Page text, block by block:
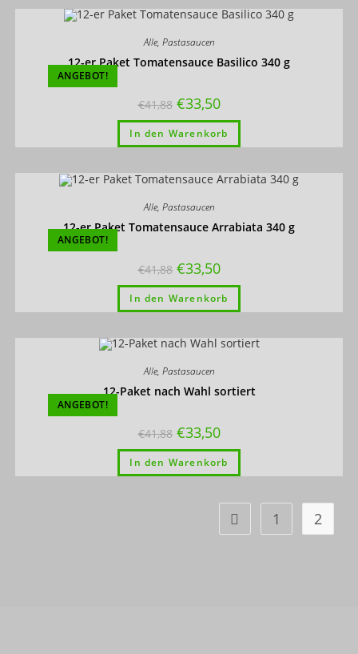
ANGEBOT!
Alle, Pastasaucen
12-er Paket Tomatensauce Basilico 340 g
€41,88 €33,50
In den Warenkorb
ANGEBOT!
Alle, Pastasaucen
12-er Paket Tomatensauce Arrabiata 340 g
€41,88 €33,50
In den Warenkorb
ANGEBOT!
Alle, Pastasaucen
12-Paket nach Wahl sortiert
€41,88 €33,50
In den Warenkorb
1 2